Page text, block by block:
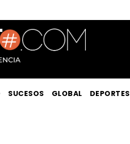
SUCESOS GLOBAL DEPORTES